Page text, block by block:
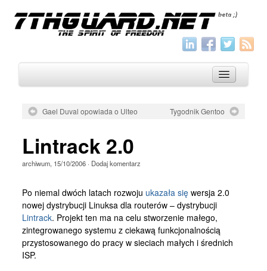
Archiwum
Wszystko
Aktualności
Artykuły
Krótkie
Gael Duval opowiada o Ulteo Tygodnik Gentoo
Lintrack 2.0
archiwum, 15/10/2006· Dodaj komentarz
Po niemal dwóch latach rozwoju ukazała sięwersja 2.0
nowej dystrybucji Linuksa dla routerów – dystrybucji
Lintrack. Projekt ten ma na celu stworzenie małego,
zintegrowanego systemu z ciekawą funkcjonalnością
przystosowanego do pracy w sieciach małych i średnich
ISP.